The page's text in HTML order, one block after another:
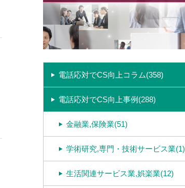
電話応対でCS向上コラム(358)
電話応対でCS向上事例(288)
金融業,保険業(51)
学術研究,専門・技術サービス業(1)
生活関連サービス業,娯楽業(12)